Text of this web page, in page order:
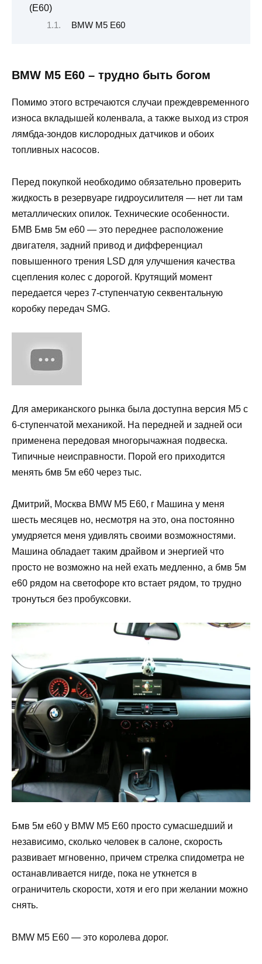
(E60)
BMW M5 E60
BMW M5 E60 – трудно быть богом
Помимо этого встречаются случаи преждевременного
износа вкладышей коленвала, а также выход из строя
лямбда-зондов кислородных датчиков и обоих
топливных насосов.
Перед покупкой необходимо обязательно проверить
жидкость в резервуаре гидроусилителя — нет ли там
металлических опилок. Технические особенности.
БМВ Бмв 5м е60 — это переднее расположение
двигателя, задний привод и дифференциал
повышенного трения LSD для улучшения качества
сцепления колес с дорогой. Крутящий момент
передается через 7-ступенчатую секвентальную
коробку передач SMG.
Для американского рынка была доступна версия M5 с
6-ступенчатой механикой. На передней и задней оси
применена передовая многорычажная подвеска.
Типичные неисправности. Порой его приходится
менять бмв 5м е60 через тыс.
Дмитрий, Москва BMW M5 E60, г Машина у меня
шесть месяцев но, несмотря на это, она постоянно
умудряется меня удивлять своими возможностями.
Машина обладает таким драйвом и энергией что
просто не возможно на ней ехать медленно, а бмв 5м
е60 рядом на светофоре кто встает рядом, то трудно
тронуться без пробуксовки.
Бмв 5м е60 у BMW M5 E60 просто сумасшедший и
независимо, сколько человек в салоне, скорость
развивает мгновенно, причем стрелка спидометра не
останавливается нигде, пока не уткнется в
ограничитель скорости, хотя и его при желании можно
снять.
BMW M5 E60 — это королева дорог.